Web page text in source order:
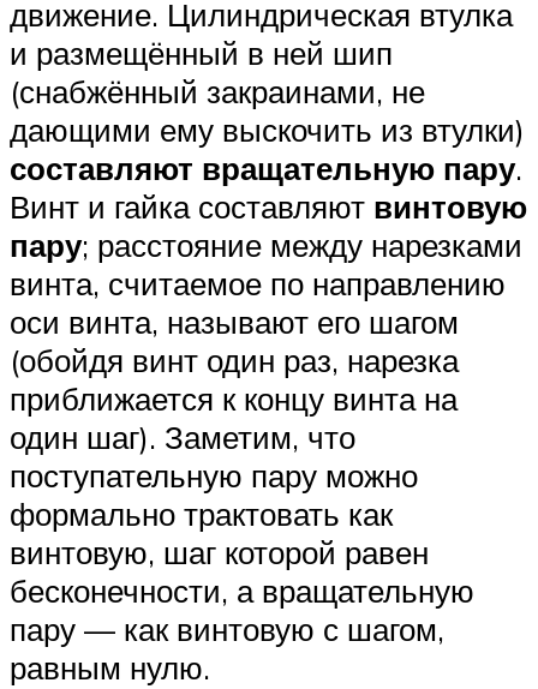
движение. Цилиндрическая втулка
и размещённый в ней шип
(снабжённый закраинами, не
дающими ему выскочить из втулки)
составляют вращательную пару.
Винт и гайка составляют винтовую
пару; расстояние между нарезками
винта, считаемое по направлению
оси винта, называют его шагом
(обойдя винт один раз, нарезка
приближается к концу винта на
один шаг). Заметим, что
поступательную пару можно
формально трактовать как
винтовую, шаг которой равен
бесконечности, а вращательную
пару — как винтовую с шагом,
равным нулю.